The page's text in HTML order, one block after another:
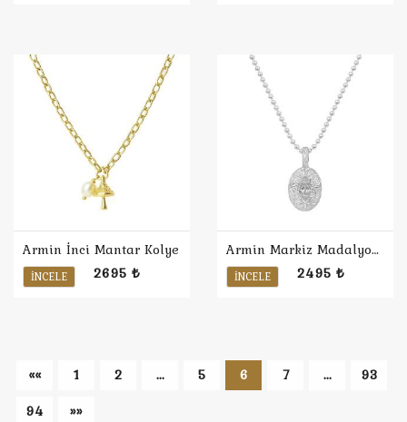
Armin İnci Mantar Kolye
İNCELE 2695 ₺
Armin Markiz Madalyon Kolye
İNCELE 2495 ₺
«« 1 2 ... 5 6 7 ...
93
94
»»